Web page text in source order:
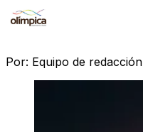
Por: Equipo de redacción